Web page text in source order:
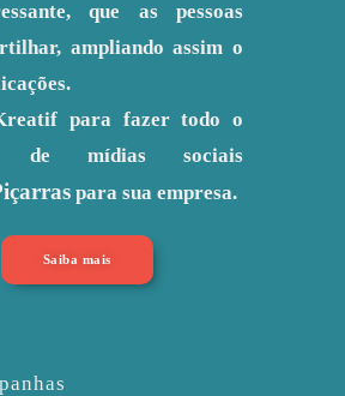
que as pessoas
ampliando assim o
para fazer todo o
de mídias sociais
para sua empresa.
Saiba mais